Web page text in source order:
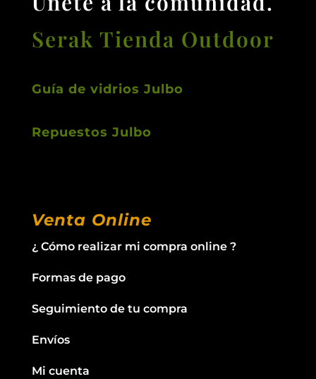
Serak Tienda Outdoor
Guía de vidrios Julbo
Repuestos Julbo
Venta Online
¿ Cómo realizar mi compra online ?
Formas de pago
Seguimiento de tu compra
Envíos
Mi cuenta